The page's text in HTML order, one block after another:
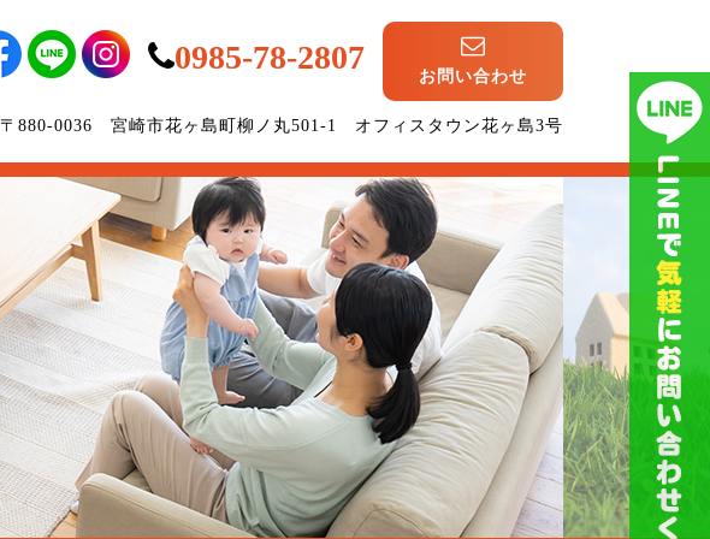
0985-78-2807
お問い合わせ
〒880-0036 宮崎市花ヶ島町柳ノ丸501-1 オフィスタウン花ヶ島3号